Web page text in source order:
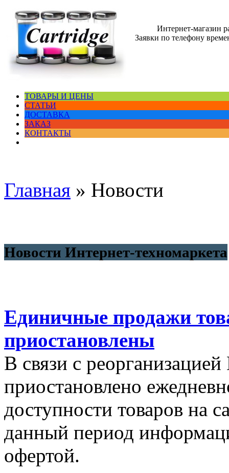
Интернет-магазин
Заявки по телефону
ТОВАРЫ И ЦЕНЫ
СТАТЬИ
ДОСТАВКА
ЗАКАЗ
КОНТАКТЫ
Главная » Новости
Новости Интернет-техномаркета
Единичные продажи
приостановлены
В связи с
приостановлено
доступности товаров на
данный период
офертой.